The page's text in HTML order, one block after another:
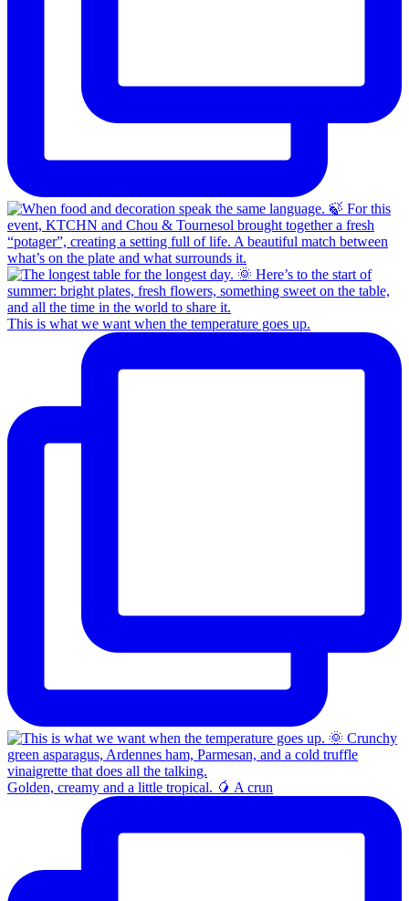
This is what we want when the temperature goes up.
Golden, creamy and a little tropical. 🥭 A crun